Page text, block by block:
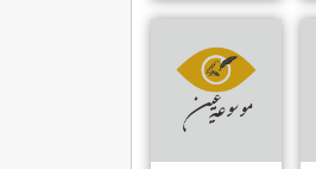
حامد الغزالي